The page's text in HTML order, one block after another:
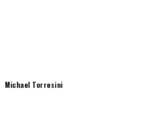
Michael Torresini